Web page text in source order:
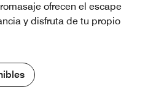
ofrecen el escape
y disfruta de tu propio